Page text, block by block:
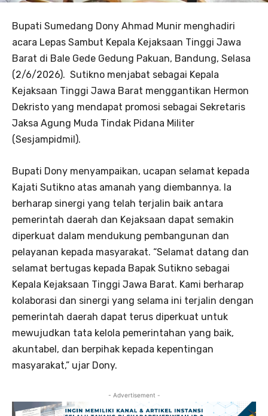
Bupati Sumedang Dony Ahmad Munir menghadiri
acara Lepas Sambut Kepala Kejaksaan Tinggi Jawa
Barat di Bale Gede Gedung Pakuan, Bandung, Selasa
(2/6/2026). Sutikno menjabat sebagai Kepala
Kejaksaan Tinggi Jawa Barat menggantikan Hermon
Dekristo yang mendapat promosi sebagai Sekretaris
Jaksa Agung Muda Tindak Pidana Militer
(Sesjampidmil).
Bupati Dony menyampaikan, ucapan selamat kepada
Kajati Sutikno atas amanah yang diembannya. Ia
berharap sinergi yang telah terjalin baik antara
pemerintah daerah dan Kejaksaan dapat semakin
diperkuat dalam mendukung pembangunan dan
pelayanan kepada masyarakat. “Selamat datang dan
selamat bertugas kepada Bapak Sutikno sebagai
Kepala Kejaksaan Tinggi Jawa Barat. Kami berharap
kolaborasi dan sinergi yang selama ini terjalin dengan
pemerintah daerah dapat terus diperkuat untuk
mewujudkan tata kelola pemerintahan yang baik,
akuntabel, dan berpihak kepada kepentingan
masyarakat,” ujar Dony.
- Advertisement -